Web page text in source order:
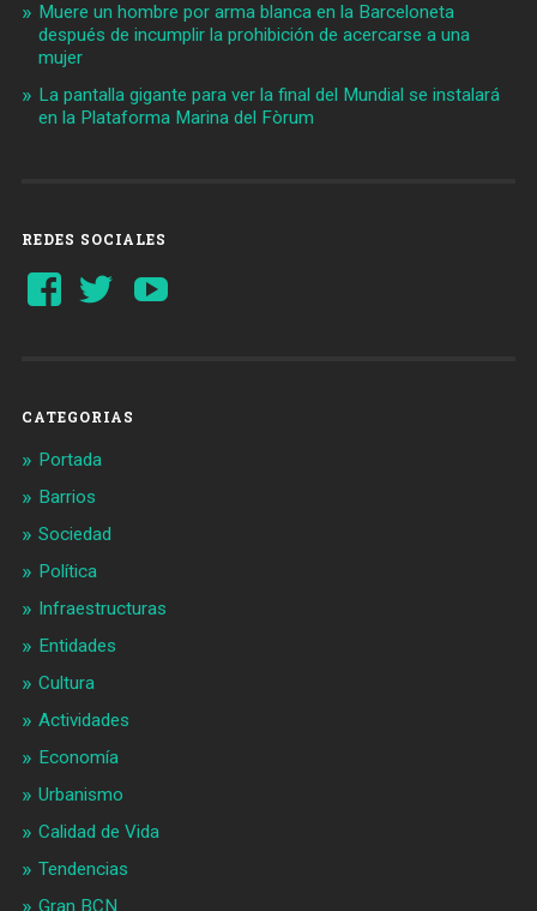
Muere un hombre por arma blanca en la Barceloneta
después de incumplir la prohibición de acercarse a una
mujer
La pantalla gigante para ver la final del Mundial se instalará
en la Plataforma Marina del Fòrum
REDES SOCIALES
Ver
perfil
Ver
perfil
CATEGORIAS
Portada
Barrios
Sociedad
Política
Infraestructuras
Entidades
Cultura
Actividades
Economía
Urbanismo
Calidad de Vida
Tendencias
Gran BCN